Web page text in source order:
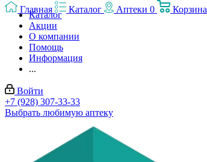
Каталог
Акции
О компании
Помощь
Информация
...
Войти
+7 (928) 307-33-33
Выбрать любимую аптеку
Главная Каталог Аптеки 0 Корзина